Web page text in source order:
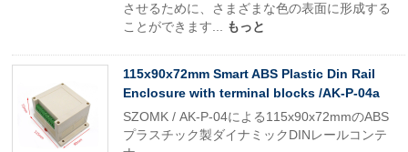
させるために、さまざまな色の表面に形成する
ことができます...
もっと
115x90x72mm Smart ABS Plastic Din Rail
Enclosure with terminal blocks /AK-P-04a
SZOMK / AK-P-04による115x90x72mmのABS
プラスチック製ダイナミックDINレールコンテ